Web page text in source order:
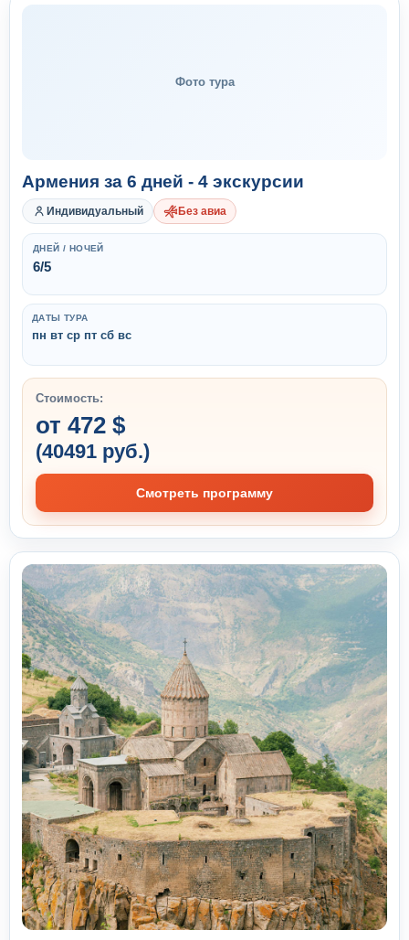
Фото тура
Армения за 6 дней - 4 экскурсии
Индивидуальный Без авиа
ДНЕЙ / НОЧЕЙ
6/5
ДАТЫ ТУРА
пн вт ср пт сб вс
Стоимость:
от 472 $
(40491 руб.)
Смотреть программу